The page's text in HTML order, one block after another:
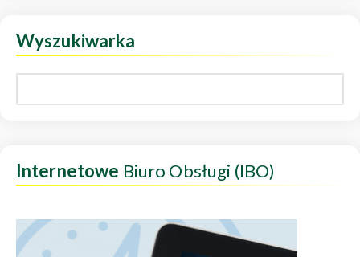
Wyszukiwarka
Internetowe Biuro Obsługi (IBO)